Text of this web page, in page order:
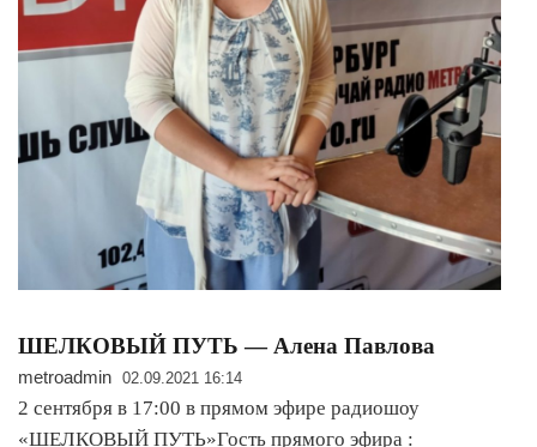
ШЕЛКОВЫЙ ПУТЬ — Алена Павлова
metroadmin 02.09.2021 16:14
2 сентября в 17:00 в прямом эфире радиошоу
«ШЕЛКОВЫЙ ПУТЬ»Гость прямого эфира :